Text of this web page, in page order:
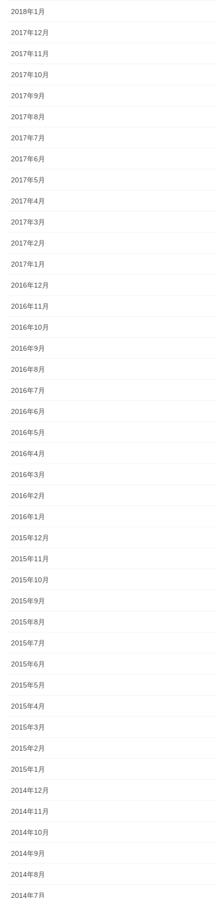
2018年1月
2017年12月
2017年11月
2017年10月
2017年9月
2017年8月
2017年7月
2017年6月
2017年5月
2017年4月
2017年3月
2017年2月
2017年1月
2016年12月
2016年11月
2016年10月
2016年9月
2016年8月
2016年7月
2016年6月
2016年5月
2016年4月
2016年3月
2016年2月
2016年1月
2015年12月
2015年11月
2015年10月
2015年9月
2015年8月
2015年7月
2015年6月
2015年5月
2015年4月
2015年3月
2015年2月
2015年1月
2014年12月
2014年11月
2014年10月
2014年9月
2014年8月
2014年7月